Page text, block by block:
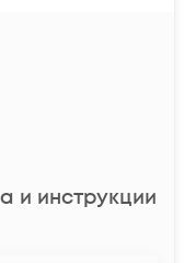
и инструкции